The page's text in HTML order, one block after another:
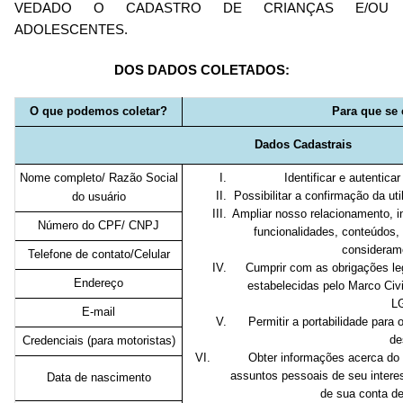
VEDADO O CADASTRO DE CRIANÇAS E/OU
ADOLESCENTES.
DOS DADOS COLETADOS:
O que podemos coletar? Para que se
Dados Cadastrais
Nome completo/ Razão Social
do usuário
Identificar e
Possibilitar a confirmação da
Ampliar nosso relacionamento,
funcionalidades,
Cumprir com as obrigações
estabelecidas pelo Marco
Permitir a portabilidade para
Obter informações acerca
assuntos pessoais de seu
de sua conta
Número do CPF/ CNPJ
Telefone de contato/Celular
Endereço
E-mail
Credenciais (para motoristas)
Data de nascimento